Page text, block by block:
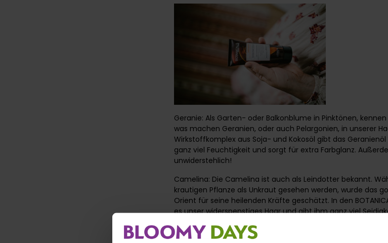
Geranie: Als Garten- oder Balkonblume in Pinktönen,
was machen Geranien, oder auch Pelargonien, in unserer
Wirkstoffkomplex aus Soja- und Kokosöl gibt das Geranienöl
ganz viel Feuchtigkeit und sorgt für extra Farbglanz.
unwiderstehlich!
Camelina: Die Camelina ist auch als Leindotter bekannt.
krautigen Pflanze als Unkraut gesehen werden, wurde das
Orient für seine heilenden Kräfte geschätzt. In den
es unser widerspenstiges Haar und gibt ihm ganz viel
Gelbnuancen.